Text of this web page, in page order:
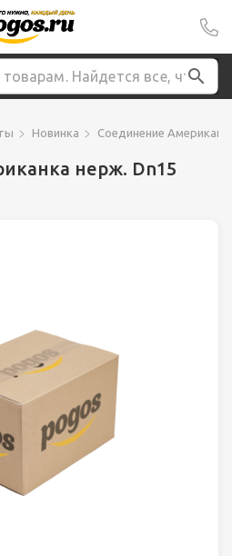
Новинка Соединение
нерж. Dn15